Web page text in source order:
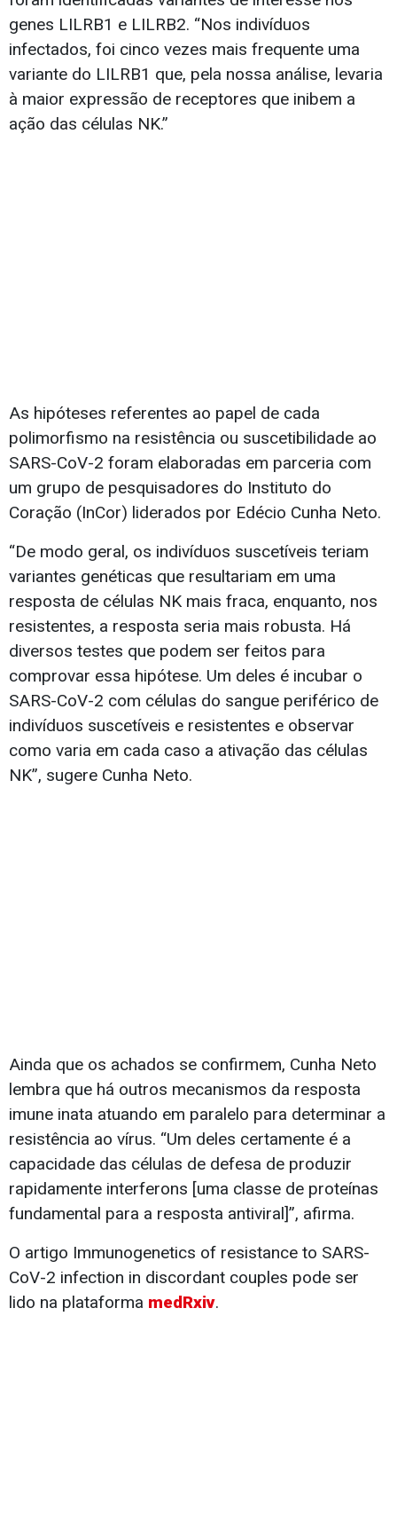
genes LILRB1 e LILRB2. “Nos indivíduos
infectados, foi cinco vezes mais frequente uma
variante do LILRB1 que, pela nossa análise, levaria
à maior expressão de receptores que inibem a
ação das células NK.”
As hipóteses referentes ao papel de cada
polimorfismo na resistência ou suscetibilidade ao
SARS-CoV-2 foram elaboradas em parceria com
um grupo de pesquisadores do Instituto do
Coração (InCor) liderados por Edécio Cunha Neto.
“De modo geral, os indivíduos suscetíveis teriam
variantes genéticas que resultariam em uma
resposta de células NK mais fraca, enquanto, nos
resistentes, a resposta seria mais robusta. Há
diversos testes que podem ser feitos para
comprovar essa hipótese. Um deles é incubar o
SARS-CoV-2 com células do sangue periférico de
indivíduos suscetíveis e resistentes e observar
como varia em cada caso a ativação das células
NK”, sugere Cunha Neto.
Ainda que os achados se confirmem, Cunha Neto
lembra que há outros mecanismos da resposta
imune inata atuando em paralelo para determinar a
resistência ao vírus. “Um deles certamente é a
capacidade das células de defesa de produzir
rapidamente interferons [uma classe de proteínas
fundamental para a resposta antiviral]”, afirma.
O artigo Immunogenetics of resistance to SARS-
CoV-2 infection in discordant couples pode ser
lido na plataforma medRxiv.